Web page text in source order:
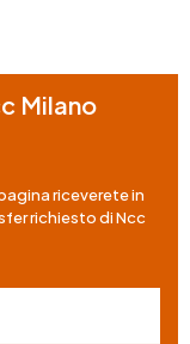
Milano
riceverete in
richiesto di Ncc